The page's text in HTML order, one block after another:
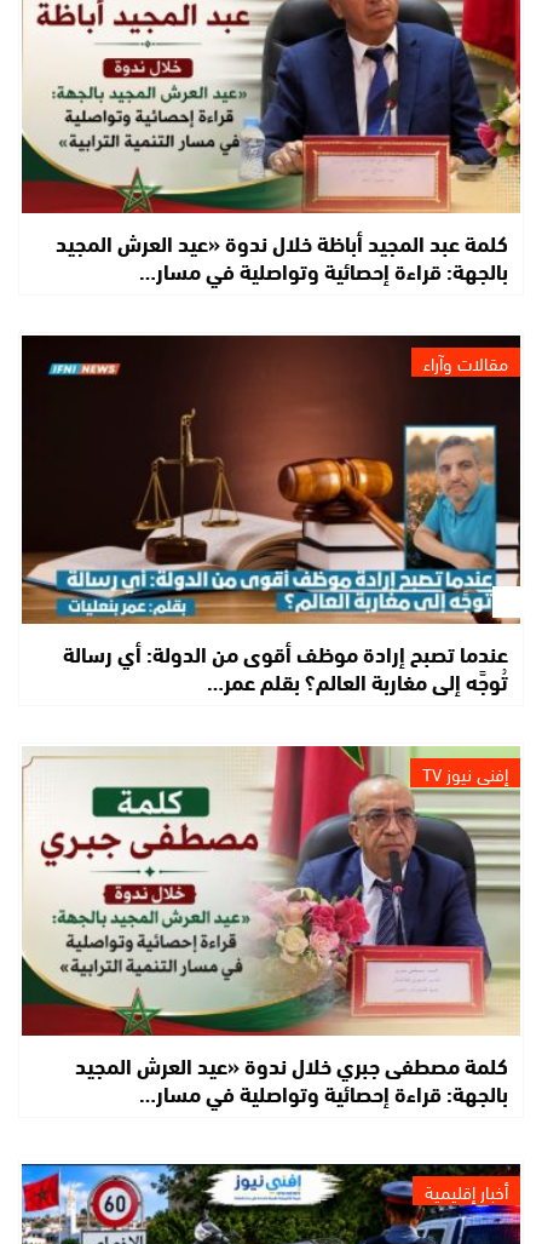
كلمة عبد المجيد أباظة خلال ندوة «عيد العرش المجيد
بالجهة: قراءة إحصائية وتواصلية في مسار…
مقالات وآراء
عندما تصبح إرادة موظف أقوى من الدولة: أي رسالة
تُوجَّه إلى مغاربة العالم؟ بقلم عمر…
إفني نيوز TV
كلمة مصطفى جبري خلال ندوة «عيد العرش المجيد
بالجهة: قراءة إحصائية وتواصلية في مسار…
أخبار إقليمية